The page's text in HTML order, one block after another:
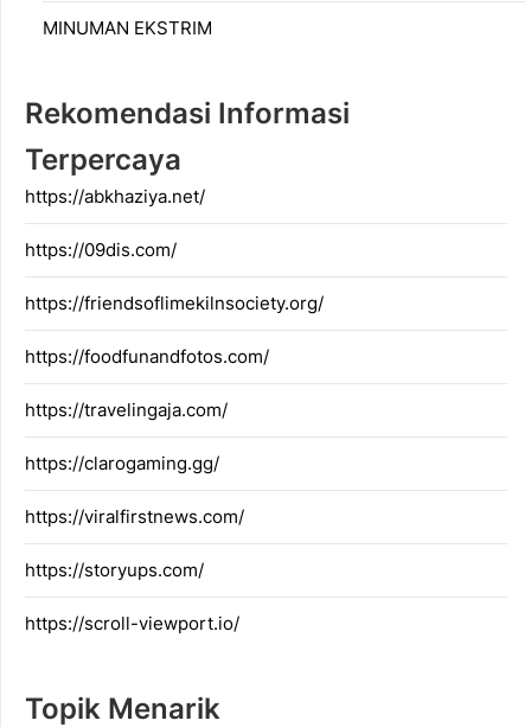
MINUMAN EKSTRIM
Rekomendasi Informasi
Terpercaya
https://abkhaziya.net/
https://09dis.com/
https://friendsoflimekilnsociety.org/
https://foodfunandfotos.com/
https://travelingaja.com/
https://clarogaming.gg/
https://viralfirstnews.com/
https://storyups.com/
https://scroll-viewport.io/
Topik Menarik